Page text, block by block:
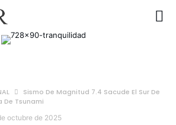
Sismo De Magnitud 7.4 Sacude El Sur De
De Tsunami
octubre de 2025